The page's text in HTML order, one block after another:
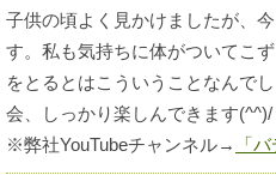
子供の頃よく見かけましたが、
す。私も気持ちに体がついてこ
をとるとはこういうことなんで
会、しっかり楽しんできます(^^)/
※弊社YouTubeチャンネル→
「